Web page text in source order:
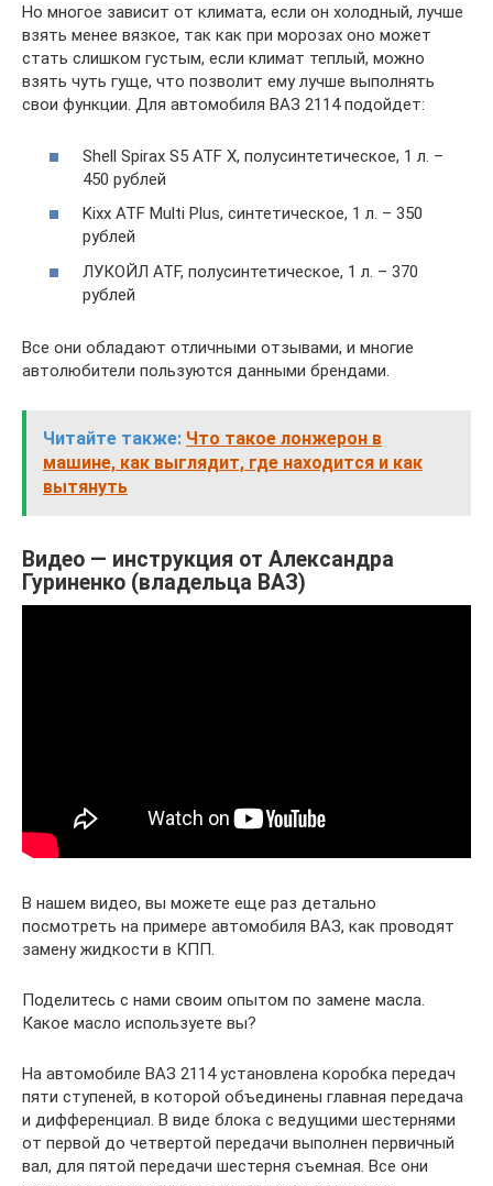
Но многое зависит от климата, если он холодный, лучше
взять менее вязкое, так как при морозах оно может
стать слишком густым, если климат теплый, можно
взять чуть гуще, что позволит ему лучше выполнять
свои функции. Для автомобиля ВАЗ 2114 подойдет:
Shell Spirax S5 ATF X, полусинтетическое, 1 л. –
450 рублей
Kixx ATF Multi Plus, синтетическое, 1 л. – 350
рублей
ЛУКОЙЛ ATF, полусинтетическое, 1 л. – 370
рублей
Все они обладают отличными отзывами, и многие
автолюбители пользуются данными брендами.
Читайте также: Что такое лонжерон в
машине, как выглядит, где находится и как
вытянуть
Видео — инструкция от Александра
Гуриненко (владельца ВАЗ)
В нашем видео, вы можете еще раз детально
посмотреть на примере автомобиля ВАЗ, как проводят
замену жидкости в КПП.
Поделитесь с нами своим опытом по замене масла.
Какое масло используете вы?
На автомобиле ВАЗ 2114 установлена коробка передач
пяти ступеней, в которой объединены главная передача
и дифференциал. В виде блока с ведущими шестернями
от первой до четвертой передачи выполнен первичный
вал, для пятой передачи шестерня съемная. Все они